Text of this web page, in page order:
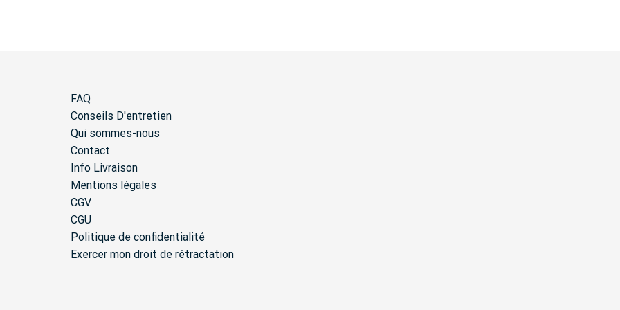
FAQ
Conseils D'entretien
Qui sommes-nous
Contact
Info Livraison
Mentions légales
CGV
CGU
Politique de confidentialité
Exercer mon droit de rétractation